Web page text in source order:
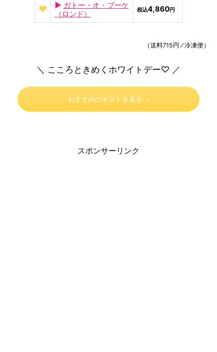
► ガトー・オ・ブーケ
（ロンド）
税込4,860円
（送料715円 ⁄ 冷凍便）
＼ こころときめくホワイトデー♡ ／
おすすめのギフトを見る
スポンサーリンク